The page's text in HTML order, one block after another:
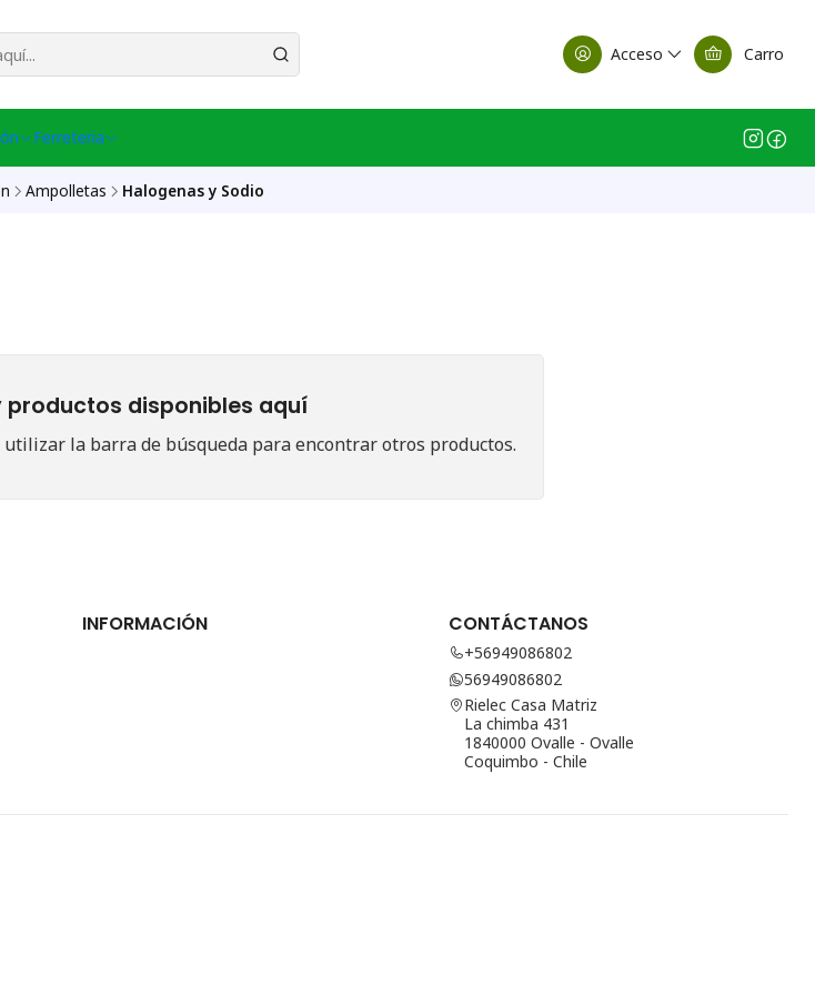
Acceso Carro
Ferreteria
Ampolletas Halogenas y Sodio
productos disponibles aquí
la barra de búsqueda para encontrar otros productos.
INFORMACIÓN CONTÁCTANOS
+56949086802
56949086802
Rielec Casa Matriz
La chimba 431
1840000 Ovalle - Ovalle
Coquimbo - Chile